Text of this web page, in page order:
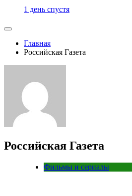
1 день спустя
Главная
Российская Газета
Российская Газета
Фильмы и сериалы